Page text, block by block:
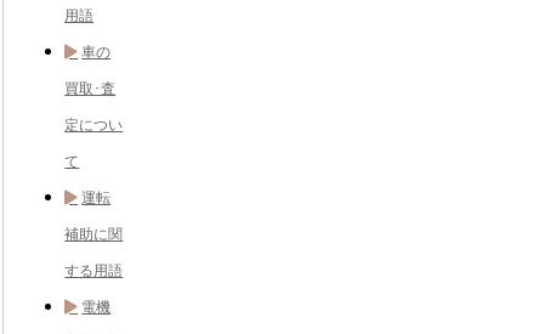
用語
車の
買取･査
定につい
て
運転
補助に関
する用語
電機